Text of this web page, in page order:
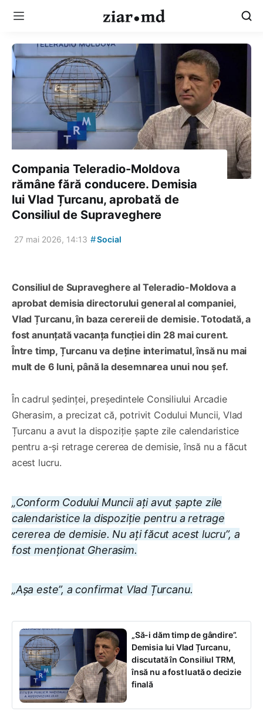
Compania Teleradio-Moldova
rămâne fără conducere. Demisia
lui Vlad Țurcanu, aprobată de
Consiliul de Supraveghere
27 mai 2026, 14:13 #Social
Consiliul de Supraveghere al Teleradio-Moldova a
aprobat demisia directorului general al companiei,
Vlad Țurcanu, în baza cerereii de demisie. Totodată, a
fost anunțată vacanța funcției din 28 mai curent.
Între timp, Țurcanu va deține interimatul, însă nu mai
mult de 6 luni, până la desemnarea unui nou șef.
În cadrul ședinței, președintele Consiliului Arcadie
Gherasim, a precizat că, potrivit Codului Muncii, Vlad
Țurcanu a avut la dispoziție șapte zile calendaristice
pentru a-și retrage cererea de demisie, însă nu a făcut
acest lucru.
„Conform Codului Muncii ați avut șapte zile
calendaristice la dispoziție pentru a retrage
cererea de demisie. Nu ați făcut acest lucru”, a
fost menționat Gherasim.
„Așa este”, a confirmat Vlad Țurcanu.
„Să-i dăm timp de gândire”.
Demisia lui Vlad Țurcanu,
discutată în Consiliul TRM,
însă nu a fost luată o decizie
finală